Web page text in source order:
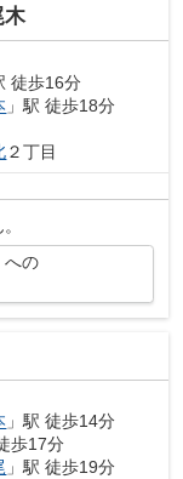
木
徒歩16分
」駅 徒歩18分
２丁目
への
」駅 徒歩14分
歩17分
」駅 徒歩19分